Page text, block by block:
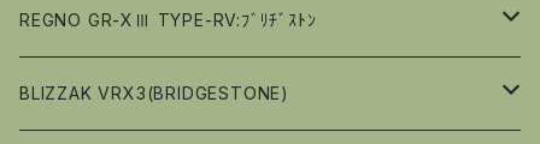
偏平率（％）６０
偏平率（％）６５
偏平率（％）６０
17ｲﾝﾁ
偏平率（％）６０
18ｲﾝﾁ
偏平率（％）70
偏平率（％）70
偏平率（％）65
15ｲﾝﾁ
偏平率（％）65
16ｲﾝﾁ
偏平率（％）80
偏平率（％）70
17ｲﾝﾁ
偏平率（％）65
18ｲﾝﾁ
17ｲﾝﾁ
偏平率（％）65
18ｲﾝﾁ
REGNO GR-XⅢ TYPE-RV:ﾌﾞﾘﾁﾞｽﾄﾝ
15ｲﾝﾁ
BLIZZAK VRX3(BRIDGESTONE)